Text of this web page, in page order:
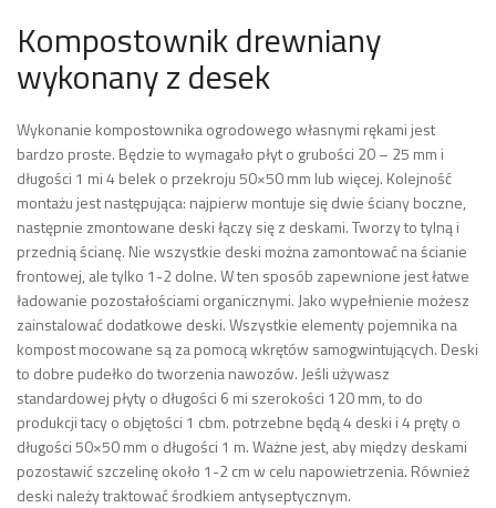
Kompostownik drewniany
wykonany z desek
Wykonanie kompostownika ogrodowego własnymi rękami jest
bardzo proste. Będzie to wymagało płyt o grubości 20 – 25 mm i
długości 1 mi 4 belek o przekroju 50×50 mm lub więcej. Kolejność
montażu jest następująca: najpierw montuje się dwie ściany boczne,
następnie zmontowane deski łączy się z deskami. Tworzy to tylną i
przednią ścianę. Nie wszystkie deski można zamontować na ścianie
frontowej, ale tylko 1-2 dolne. W ten sposób zapewnione jest łatwe
ładowanie pozostałościami organicznymi. Jako wypełnienie możesz
zainstalować dodatkowe deski. Wszystkie elementy pojemnika na
kompost mocowane są za pomocą wkrętów samogwintujących. Deski
to dobre pudełko do tworzenia nawozów. Jeśli używasz
standardowej płyty o długości 6 mi szerokości 120 mm, to do
produkcji tacy o objętości 1 cbm. potrzebne będą 4 deski i 4 pręty o
długości 50×50 mm o długości 1 m. Ważne jest, aby między deskami
pozostawić szczelinę około 1-2 cm w celu napowietrzenia. Również
deski należy traktować środkiem antyseptycznym.